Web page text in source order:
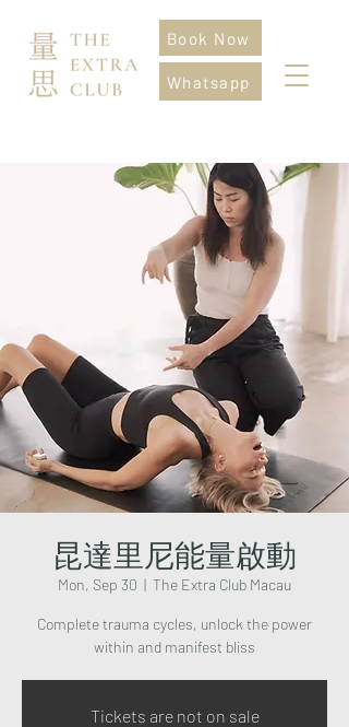
Book Now
Whatsapp
昆達里尼能量啟動
Mon, Sep 30
  |
The Extra Club Macau
Complete trauma cycles, unlock the power
within and manifest bliss
Tickets are not on sale